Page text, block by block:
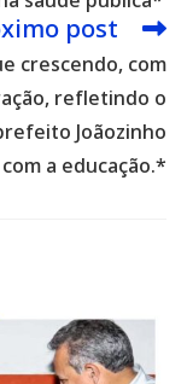
post
crescendo, com
refletindo o
Joãozinho
a educação.*